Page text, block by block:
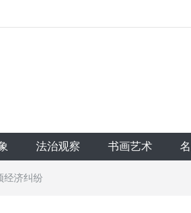
法治观察 书画艺术
经济纠纷